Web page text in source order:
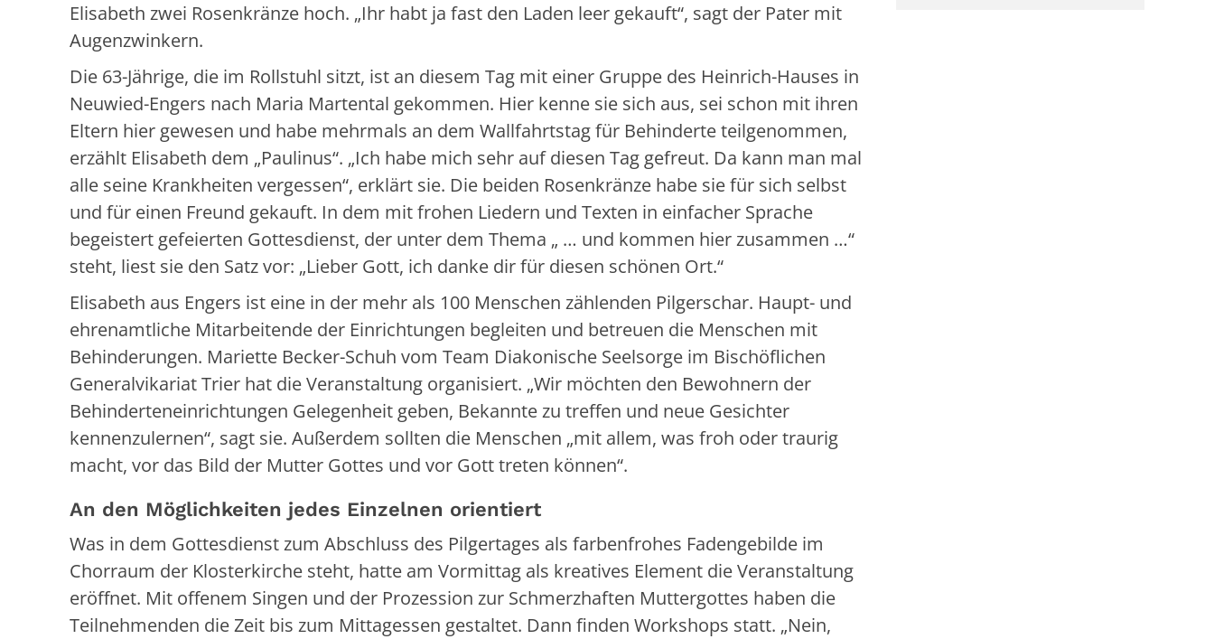
Elisabeth zwei Rosenkränze hoch. „Ihr habt ja fast den Laden leer gekauft“, sagt der Pater mit
Augenzwinkern.
Die 63-Jährige, die im Rollstuhl sitzt, ist an diesem Tag mit einer Gruppe des Heinrich-Hauses in
Neuwied-Engers nach Maria Martental gekommen. Hier kenne sie sich aus, sei schon mit ihren
Eltern hier gewesen und habe mehrmals an dem Wallfahrtstag für Behinderte teilgenommen,
erzählt Elisabeth dem „Paulinus“. „Ich habe mich sehr auf diesen Tag gefreut. Da kann man mal
alle seine Krankheiten vergessen“, erklärt sie. Die beiden Rosenkränze habe sie für sich selbst
und für einen Freund gekauft. In dem mit frohen Liedern und Texten in einfacher Sprache
begeistert gefeierten Gottesdienst, der unter dem Thema „ … und kommen hier zusammen …“
steht, liest sie den Satz vor: „Lieber Gott, ich danke dir für diesen schönen Ort.“
Elisabeth aus Engers ist eine in der mehr als 100 Menschen zählenden Pilgerschar. Haupt- und
ehrenamtliche Mitarbeitende der Einrichtungen begleiten und betreuen die Menschen mit
Behinderungen. Mariette Becker-Schuh vom Team Diakonische Seelsorge im Bischöflichen
Generalvikariat Trier hat die Veranstaltung organisiert. „Wir möchten den Bewohnern der
Behinderteneinrichtungen Gelegenheit geben, Bekannte zu treffen und neue Gesichter
kennenzulernen“, sagt sie. Außerdem sollten die Menschen „mit allem, was froh oder traurig
macht, vor das Bild der Mutter Gottes und vor Gott treten können“.
An den Möglichkeiten jedes Einzelnen orientiert
Was in dem Gottesdienst zum Abschluss des Pilgertages als farbenfrohes Fadengebilde im
Chorraum der Klosterkirche steht, hatte am Vormittag als kreatives Element die Veranstaltung
eröffnet. Mit offenem Singen und der Prozession zur Schmerzhaften Muttergottes haben die
Teilnehmenden die Zeit bis zum Mittagessen gestaltet. Dann finden Workshops statt. „Nein,